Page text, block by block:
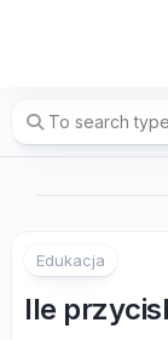
Edukacja
Ile